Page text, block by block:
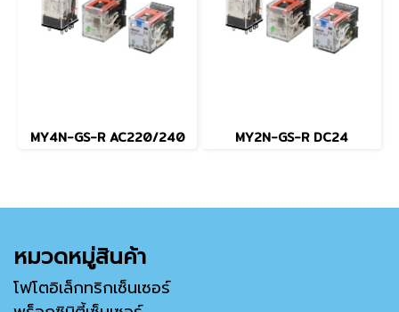
MY4N-GS-R AC220/240 MY2N-GS-R DC24
หมวดหมู่สินค้า
โฟโตอิเล็กทริกเซ็นเซอร์